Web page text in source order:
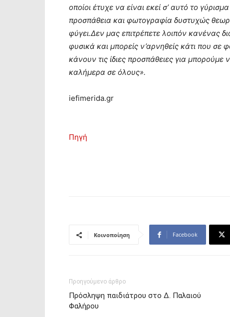
οποίοι έτυχε να είναι εκεί σ’ αυτό το
προσπάθεια και φωτογραφία δυστυχώς
φύγει.Δεν μας επιτρέπετε λοιπόν κανένας
φυσικά και μπορείς ν’αρνηθείς κάτι που σε
κάνουν τις ίδιες προσπάθειες για μπορούμε
καλήμερα σε όλους».
iefimerida.gr
Πηγή
Κοινοποίηση Facebook
Προηγούμενο άρθρο
Πρόσληψη παιδιάτρου στο Δ. Παλαιού
Φαλήρου